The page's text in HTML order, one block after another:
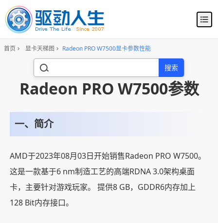
首页 显卡天梯图 Radeon PRO W7500显卡参数性能
搜索
Radeon PRO W7500参数
一、简介
AMD于2023年08月03日开始销售Radeon PRO W7500。
这是一款基于6 nm制造工艺的高端RDNA 3.0架构桌面
卡，主要针对游戏玩家。 提供8 GB，GDDR6内存加上
128 Bit内存接口。